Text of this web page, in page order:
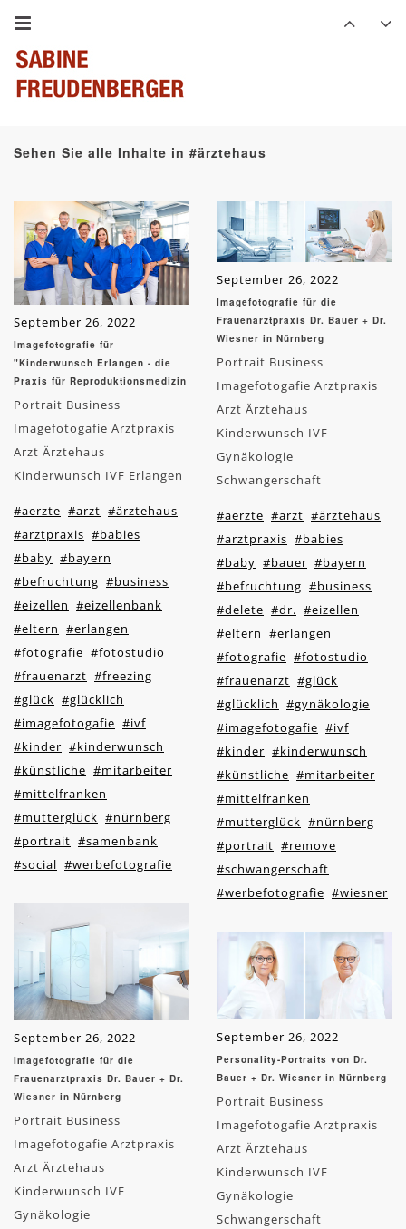
Sehen Sie alle Inhalte in #ärztehaus
September 26, 2022
Imagefotografie für
"Kinderwunsch Erlangen - die
Praxis für Reproduktionsmedizin
Portrait Business
Imagefotogafie Arztpraxis
Arzt Ärztehaus
Kinderwunsch IVF Erlangen
#aerzte #arzt #ärztehaus
#arztpraxis #babies
#baby #bayern
#befruchtung #business
#eizellen #eizellenbank
#eltern #erlangen
#fotografie #fotostudio
#frauenarzt #freezing
#glück #glücklich
#imagefotogafie #ivf
#kinder #kinderwunsch
#künstliche #mitarbeiter
#mittelfranken
#mutterglück #nürnberg
#portrait #samenbank
#social #werbefotografie
September 26, 2022
Imagefotografie für die
Frauenarztpraxis Dr. Bauer + Dr.
Wiesner in Nürnberg
Portrait Business
Imagefotogafie Arztpraxis
Arzt Ärztehaus
Kinderwunsch IVF
Gynäkologie
September 26, 2022
Imagefotografie für die
Frauenarztpraxis Dr. Bauer + Dr.
Wiesner in Nürnberg
Portrait Business
Imagefotogafie Arztpraxis
Arzt Ärztehaus
Kinderwunsch IVF
Gynäkologie
Schwangerschaft
#aerzte #arzt #ärztehaus
#arztpraxis #babies
#baby #bauer #bayern
#befruchtung #business
#delete #dr. #eizellen
#eltern #erlangen
#fotografie #fotostudio
#frauenarzt #glück
#glücklich #gynäkologie
#imagefotogafie #ivf
#kinder #kinderwunsch
#künstliche #mitarbeiter
#mittelfranken
#mutterglück #nürnberg
#portrait #remove
#schwangerschaft
#werbefotografie #wiesner
September 26, 2022
Personality-Portraits von Dr.
Bauer + Dr. Wiesner in Nürnberg
Portrait Business
Imagefotogafie Arztpraxis
Arzt Ärztehaus
Kinderwunsch IVF
Gynäkologie
Schwangerschaft